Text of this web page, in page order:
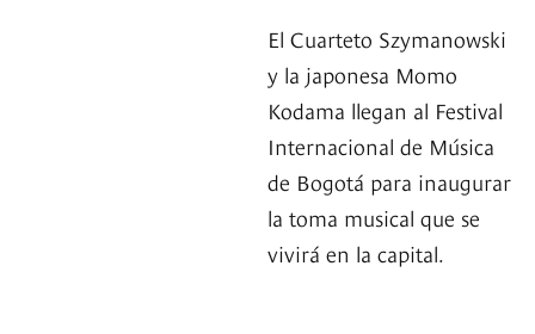
El Cuarteto Szymanowski
y la japonesa Momo
Kodama llegan al Festival
Internacional de Música
de Bogotá para inaugurar
la toma musical que se
vivirá en la capital.